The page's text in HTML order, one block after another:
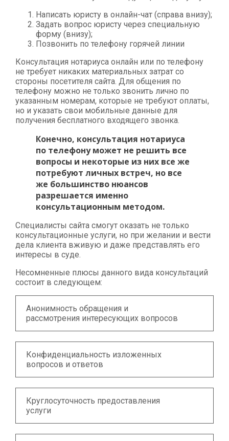
Написать юристу в онлайн-чат (справа внизу);
Задать вопрос юристу через специальную
форму (внизу);
Позвонить по телефону горячей линии
Консультация нотариуса онлайн или по телефону
не требует никаких материальных затрат со
стороны посетителя сайта. Для общения по
телефону можно не только звонить лично по
указанным номерам, которые не требуют оплаты,
но и указать свои мобильные данные для
получения бесплатного входящего звонка.
Конечно, консультация нотариуса
по телефону может не решить все
вопросы и некоторые из них все же
потребуют личных встреч, но все
же большинство нюансов
разрешается именно
консультационным методом.
Специалисты сайта смогут оказать не только
консультационные услуги, но при желании и вести
дела клиента вживую и даже представлять его
интересы в суде.
Несомненные плюсы данного вида консультаций
состоит в следующем:
Анонимность обращения и
рассмотрения интересующих вопросов
Конфиденциальность изложенных
вопросов и ответов
Круглосуточность предоставления
услуги